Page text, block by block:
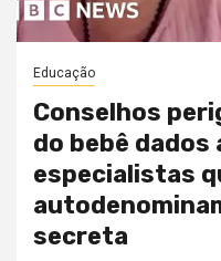
Educação
Conselhos
do bebê dados
especialistas
secreta